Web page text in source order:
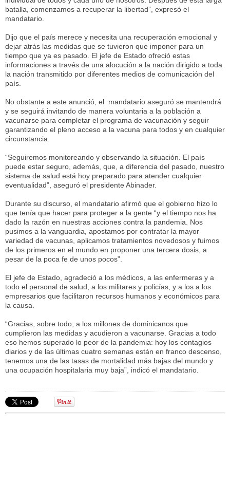
batalla, comenzamos a recuperar la libertad”, expresó el
mandatario.
Dijo que el país merece y necesita una recuperación emocional y
dejar atrás las medidas que se tuvieron que imponer para un
tiempo que ya es pasado. El jefe de Estado ofreció estas
informaciones a través de una alocución a la nación dirigido a toda
la nación transmitido por diferentes medios de comunicación del
país.
No obstante a este anunció, el mandatario aseguró se mantendrá
y se seguirá invitando de manera voluntaria a la población a
vacunarse para completar el programa de vacunación y seguir
garantizando el pleno acceso a la vacuna para todos y en cualquier
circunstancia.
“Seguiremos monitoreando y observando la situación. El país
puede estar seguro, además, que, a diferencia del pasado, nuestro
sistema de salud está hoy preparado para atender cualquier
eventualidad”, aseguró el presidente Abinader.
Durante su discurso, el mandatario afirmó que el gobierno hizo lo
que tenía que hacer para proteger a la gente “y el tiempo nos ha
dado la razón en nuestras acciones contra la pandemia. Nos
pusimos a la vanguardia, apostamos por contratar la mayor
variedad de vacunas, aplicamos tratamientos novedosos y fuimos
de los primeros en el mundo en proponer una tercera dosis, a
pesar de la poca fe de unos pocos”.
El jefe de Estado, agradeció a los médicos, a las enfermeras y a
todo el personal de salud, a los militares y policías, y a los a los
empresarios que facilitaron recursos humanos y económicos para
la causa.
“Gracias, sobre todo, a los millones de dominicanos que
cumplieron las medidas y acudieron a vacunarse. Gracias a todo
eso hemos superado lo peor de la pandemia: hoy los contagios
diarios y de las últimas cuatro semanas están en franco descenso,
tenemos una de las tasas de mortalidad más bajas del mundo y
una ocupación hospitalaria muy baja”, indicó el mandatario.